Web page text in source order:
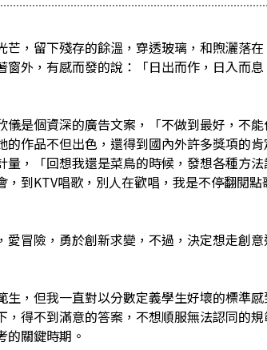
，留下殘存的餘溫，穿透玻璃，和煦灑落在
窗外，有感而發的說：「日出而作，日入而
儀是個資深的廣告文案，「不做到最好，不
作品不但出色，還得到國內外許多獎項的肯
量，「回想我還是菜鳥的時候，發想各種方
，到KTV唱歌，別人在歡唱，我是不停翻閱點
冒險，勇於創新求變，不過，決定想走創
生，但我一直對以分數定義學生好壞的標準感
得不到滿意的答案，不想順服無法認同的
的關鍵時期。